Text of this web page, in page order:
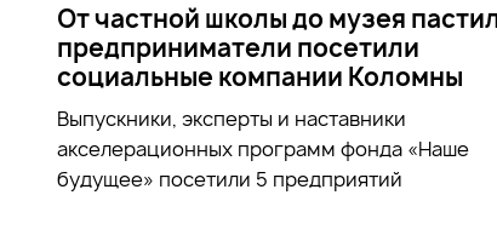
От частной школы до музея
предприниматели посетили
социальные компании Коломны
Выпускники, эксперты и наставники
акселерационных программ фонда «Наше
будущее» посетили 5 предприятий